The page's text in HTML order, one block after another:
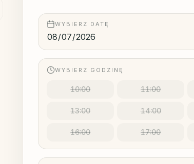
WYBIERZ DATĘ
WYBIERZ GODZINĘ
10:00 11:00
13:00 14:00
16:00 17:00